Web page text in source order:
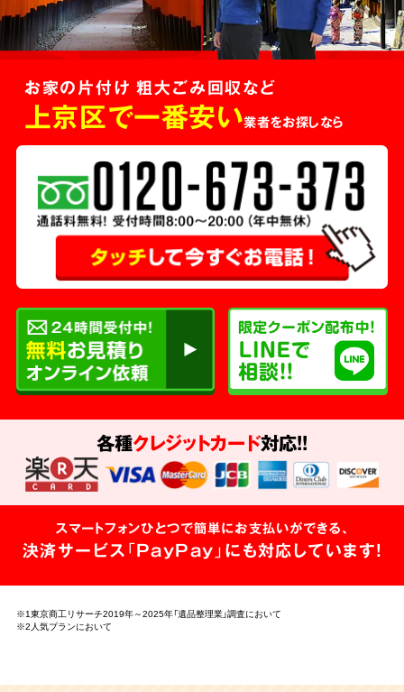
お家の片付け 粗大ごみ回収など
上京区で一番安い業者をお探しなら
各種クレジットカード対応!!
スマートフォンひとつで簡単にお支払いができる、
決済サービス「PayPay」にも対応しています!
※1東京商工リサーチ2019年～2025年「遺品整理業」調査において
※2人気プランにおいて